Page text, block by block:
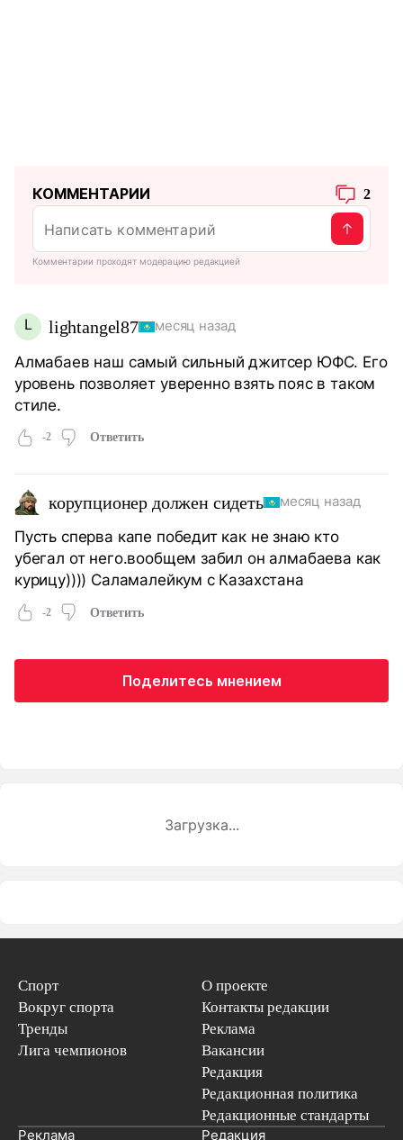
КОММЕНТАРИИ 2
Комментарии проходят модерацию редакцией
L lightangel87 месяц назад
Алмабаев наш самый сильный джитсер ЮФС. Его
уровень позволяет уверенно взять пояс в таком
стиле.
-2 Ответить
корупционер должен сидеть месяц назад
Пусть сперва капе победит как не знаю кто
убегал от него.вообщем забил он алмабаева как
курицу)))) Саламалейкум с Казахстана
-2 Ответить
Поделитесь мнением
Загрузка...
Спорт
Вокруг спорта
Тренды
Лига чемпионов
О проекте
Контакты редакции
Реклама
Вакансии
Редакция
Редакционная политика
Редакционные стандарты
Реклама Редакция